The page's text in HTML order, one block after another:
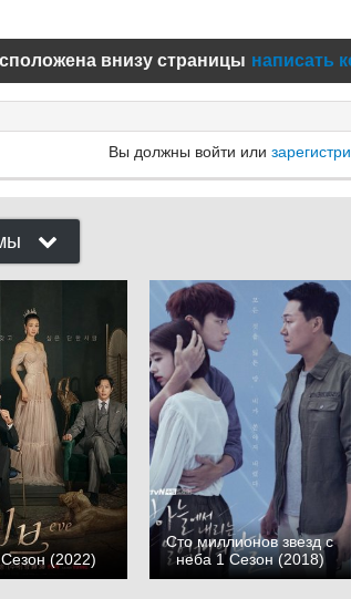
внизу страницы написать
Вы должны войти или
(2022)
Сто миллионов звезд с
неба 1 Сезон (2018)